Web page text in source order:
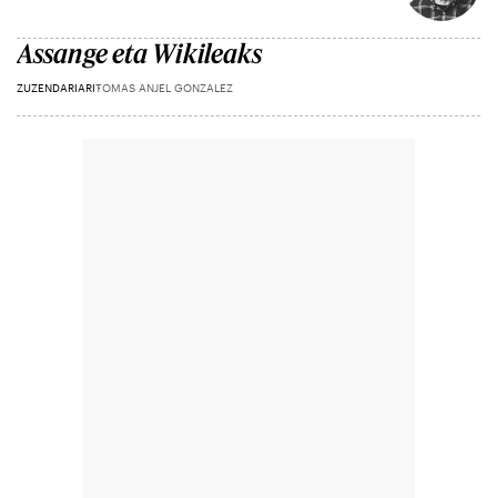
Assange eta Wikileaks
ZUZENDARIARITOMAS ANJEL GONZALEZ